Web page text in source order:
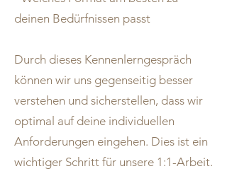
deinen Bedürfnissen passt
Durch dieses Kennenlerngespräch
können wir uns gegenseitig besser
verstehen und sicherstellen, dass wir
optimal auf deine individuellen
Anforderungen eingehen. Dies ist ein
wichtiger Schritt für unsere 1:1-Arbeit.